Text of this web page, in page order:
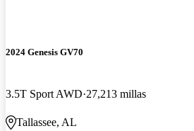
2024 Genesis GV70
3.5T Sport AWD 27,213 millas
Tallassee, AL